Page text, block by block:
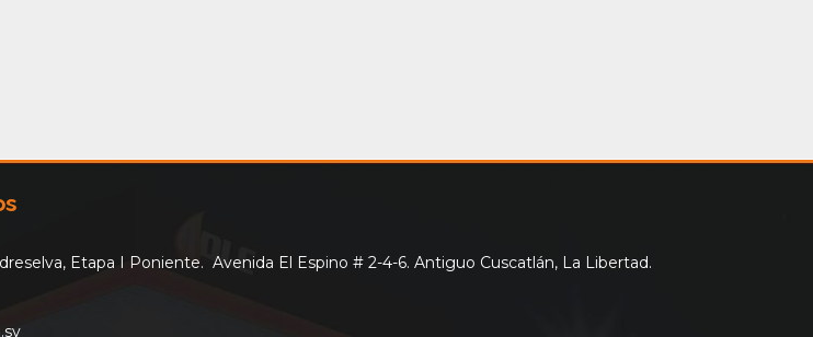
Etapa I Poniente. Avenida El Espino # 2-4-6. Antiguo Cuscatlán, La Libertad.